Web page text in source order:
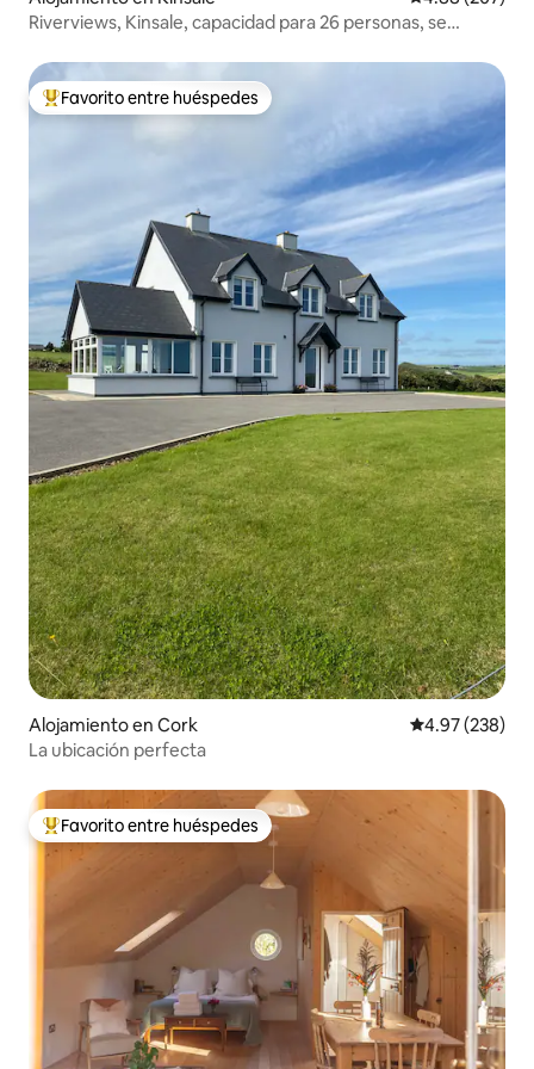
Riverviews, Kinsale, capacidad para 26 personas, se
Favorito entre huéspedes preferido
Favorito entre huéspedes
Alojamiento en Cork Calificación
4.97 (238)
La ubicación perfecta
Favorito entre huéspedes preferido
Favorito entre huéspedes